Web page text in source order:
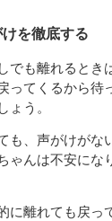
を徹底する
でも離れるとき
ってくるから待
ょう。
も、声がけがな
ゃんは不安にな
に離れても戻っ